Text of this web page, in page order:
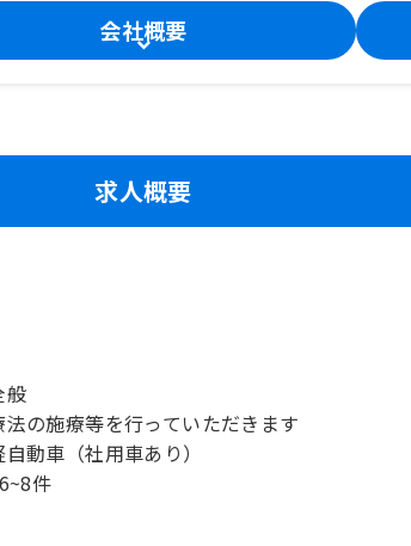
会社概要
求人概要
般
の施療等を行っていただきます
動車（社用車あり）
件